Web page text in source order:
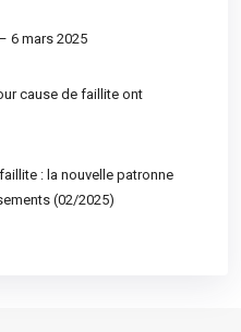
6 mars 2025
cause de faillite ont
: la nouvelle patronne
(02/2025)